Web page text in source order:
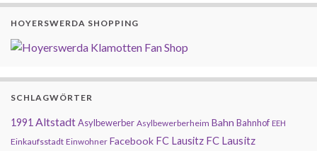
HOYERSWERDA SHOPPING
SCHLAGWÖRTER
1991 AltstadtAsylbewerber Asylbewerberheim Bahn Bahnhof EEH
Einkaufsstadt Einwohner Facebook FC Lausitz FC Lausitz